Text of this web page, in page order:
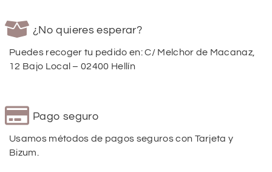
¿No quieres esperar?
Puedes recoger tu pedido en: C/ Melchor de Macanaz,
12 Bajo Local – 02400 Hellín
Pago seguro
Usamos métodos de pagos seguros con Tarjeta y
Bizum.